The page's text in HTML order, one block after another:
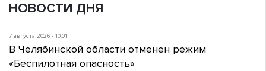
НОВОСТИ ДНЯ
7 августа 2026 - 10:01
В Челябинской области отменен режим
«Беспилотная опасность»